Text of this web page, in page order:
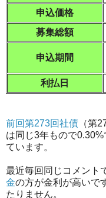
申込価格
募集総額
申込期間
利払日
前回第273回社債 （第
は同じ3年もので
ています。
最近毎回同じコメント
金の方が金利が高いで
たりません。